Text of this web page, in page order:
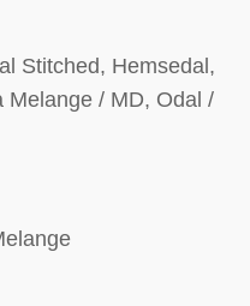
Stitched, Hemsedal,
Melange / MD, Odal /